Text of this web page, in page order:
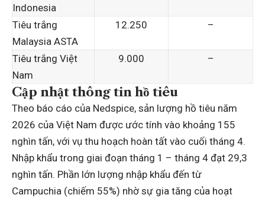
Indonesia
Tiêu trắng
Malaysia ASTA
12.250 –
Tiêu trắng Việt
Nam
9.000 –
Cập nhật thông tin hồ tiêu
Theo báo cáo của Nedspice, sản lượng hồ tiêu năm
2026 của Việt Nam được ước tính vào khoảng 155
nghìn tấn, với vụ thu hoạch hoàn tất vào cuối tháng 4.
Nhập khẩu trong giai đoạn tháng 1 – tháng 4 đạt 29,3
nghìn tấn. Phần lớn lượng nhập khẩu đến từ
Campuchia (chiếm 55%) nhờ sự gia tăng của hoạt